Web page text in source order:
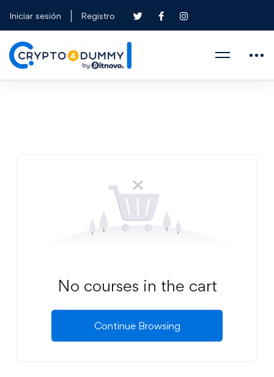
Iniciar sesión Registro
No courses in the cart
Continue Browsing